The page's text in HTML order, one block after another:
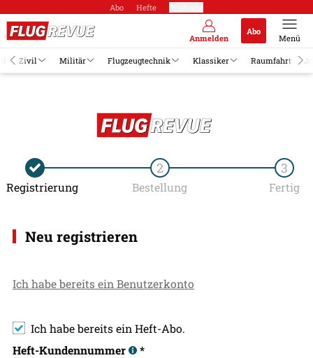
Abo Hefte
Anmelden
Abo
Menü
Zivil Militär Flugzeugtechnik Klassiker Raumfahrt
Registrierung
2
Bestellung
3
Fertig
Neu registrieren
Ich habe bereits ein Benutzerkonto
Ich habe bereits ein Heft-Abo.
Heft-Kundennummer
*